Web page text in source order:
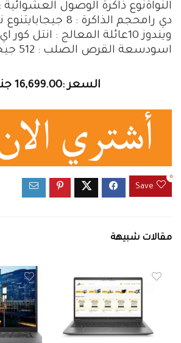
دي رامحجم الذاكرة :
اسودسعة القرص الصلب : 512 جيجابايت
السعر :16,699.00 جنيه
Save
0
مقالات شبيهة